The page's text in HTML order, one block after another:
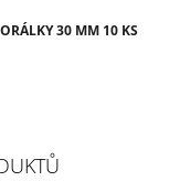
30 MM 10 KS